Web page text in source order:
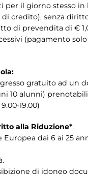
per il giorno stesso
credito), senza
di prevendita di €
(pagamento
gratuito ad un
10 alunni)
19.00)
alla Riduzione*:
Europea dai 6 ai 25
di idoneo